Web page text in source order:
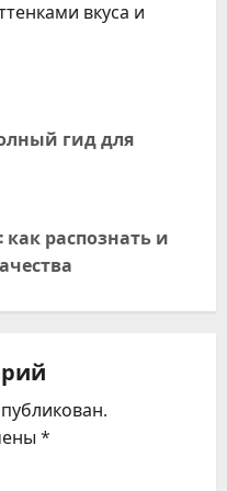
вкуса и
гид для
распознать и
*